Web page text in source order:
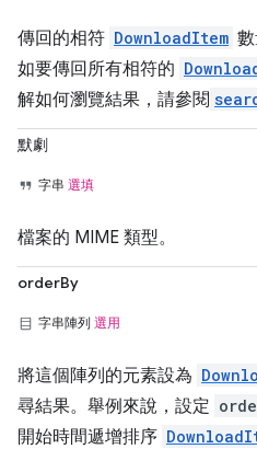
傳回的相符 DownloadItem
如要傳回所有相符的
解如何瀏覽結果，請參閱
默劇
字串 選填
檔案的 MIME 類型。
orderBy
字串陣列 選用
將這個陣列的元素設為
尋結果。舉例來說，設定
開始時間遞增排序